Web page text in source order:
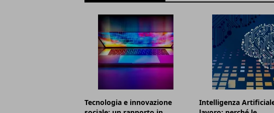
Tecnologia e innovazione
Intelligenza